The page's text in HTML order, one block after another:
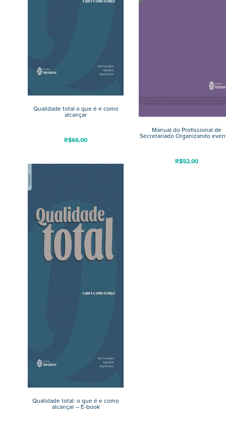
Manual do Profissional de
Secretariado Organizando
R$52,00
Qualidade total o que é e como
alcançar
R$66,00
Qualidade total: o que é e como
alcançar – E-book